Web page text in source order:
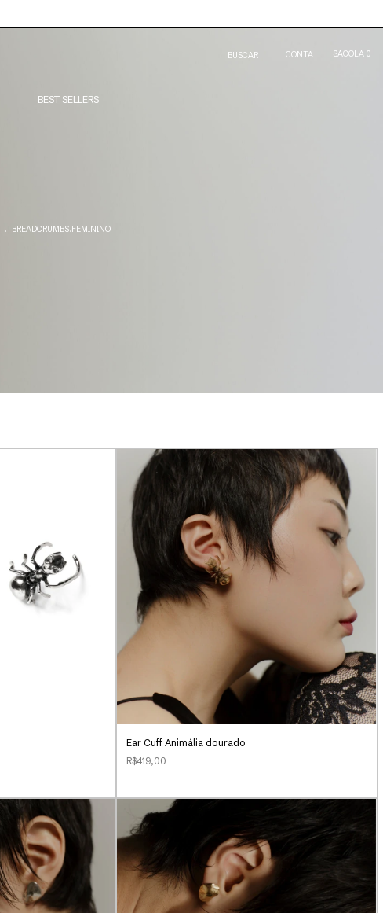
BUSCAR CONTA SACOLA 0
BEST SELLERS
. BREADCRUMBS.FEMININO
Ear Cuff Animália dourado
R$419,00